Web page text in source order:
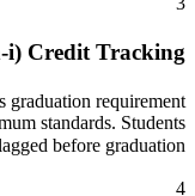
i) Credit Tracking
graduation requirement
standards. Students
before graduation.
4